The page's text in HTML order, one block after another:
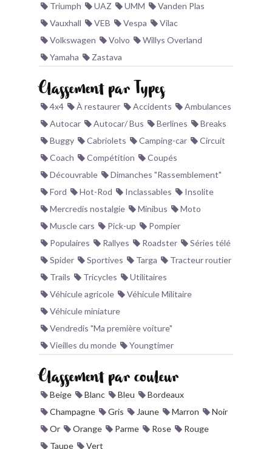
Triumph
UAZ UMM
Vanden Plas
Vauxhall
VEB Vespa
Vilac
Volkswagen
Volvo
Willys Overland
Yamaha
Zastava
Classement par Types
4x4 À restaurer Accidents
Ambulances
Autocar
Autocar/ Bus Berlines
Breaks
Buggy
Cabriolets Camping-car
Circuit
Coach
Compétition
Coupés
Découvrable
Dimanches "Rassemblement"
Ford
Hot-Rod Inclassables
Insolite
Mercredis nostalgie
Minibus
Moto
Muscle cars
Pick-up
Pompier
Populaires
Rallyes Roadster
Séries télé
Spider
Sportives Targa
Tracteur routier
Trails
Tricycles
Utilitaires
Véhicule agricole
Véhicule Militaire
Véhicule miniature
Vendredis "Ma première voiture"
Vieilles du monde
Youngtimer
Classement par couleur
Beige Blanc Bleu
Bordeaux
Champagne
Gris Jaune Marron
Noir
Or
Orange Parme Rose
Rouge
Taupe
Vert